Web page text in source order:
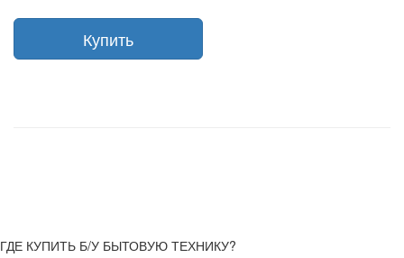
ГДЕ КУПИТЬ Б/У БЫТОВУЮ ТЕХНИКУ?